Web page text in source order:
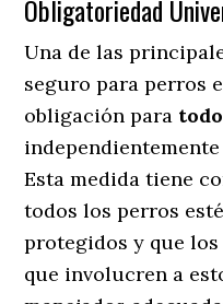
Obligatoriedad
Una de las
seguro para perros
obligación para
Esta medida tiene
todos los perros
protegidos y que
que involucren a